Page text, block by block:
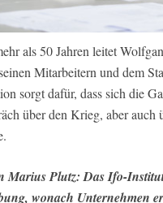
als 50 Jahren leitet
Mitarbeitern und dem
sorgt dafür, dass sich die
über den Krieg, aber
Marius Plutz: Das Ifo-
wonach Unternehmen